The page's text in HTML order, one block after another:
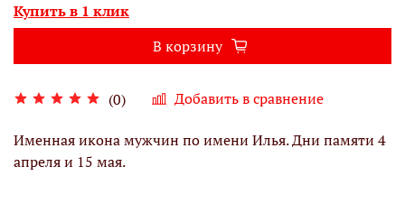
(0) Добавить в сравнение
Купить в 1 клик
В корзину
Именная икона мужчин по имени Илья. Дни памяти 4
апреля и 15 мая.